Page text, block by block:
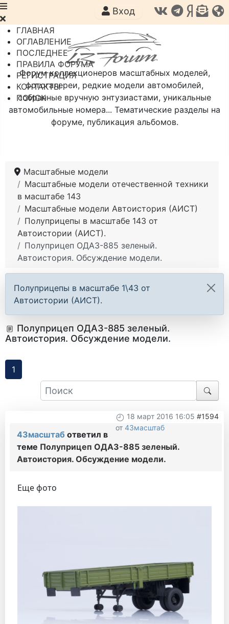
Форум коллекционеров масштабных моделей,
фотогалереи, редкие модели автомобилей,
собранные вручную энтузиастами, уникальные
автомобильные номера... Тематические разделы на
форуме, публикация альбомов.
Вход
ГЛАВНАЯ
ОГЛАВЛЕНИЕ
ПОСЛЕДНЕЕ
ПРАВИЛА ФОРУМА
РЕГИСТРАЦИЯ
КОНТАКТЫ
ПОИСК
Масштабные модели
Масштабные модели отечественной техники
в масштабе 143
Масштабные модели Автоистория (АИСТ)
Полуприцепы в масштабе 143 от
Автоистории (АИСТ).
Полуприцеп ОДАЗ-885 зеленый.
Автоистория. Обсуждение модели.
Полуприцепы в масштабе 1\43 от
Автоистории (АИСТ).
Полуприцеп ОДАЗ-885 зеленый.
Автоистория. Обсуждение модели.
1
18 март 2016 16:05 #1594
от 43масштаб
43масштаб ответил в
теме Полуприцеп ОДАЗ-885 зеленый.
Автоистория. Обсуждение модели.
Еще фото